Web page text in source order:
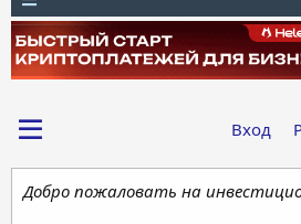
Вход
Добро пожаловать на